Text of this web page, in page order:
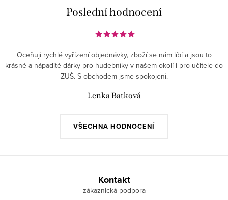
Poslední hodnocení
VŠECHNA HODNOCENÍ
Oceňuji rychlé vyřízení objednávky, zboží se nám líbí a jsou to
krásné a nápadité dárky pro hudebníky v našem okolí i pro učitele do
ZUŠ. S obchodem jsme spokojeni.
Lenka Batková
Kontakt